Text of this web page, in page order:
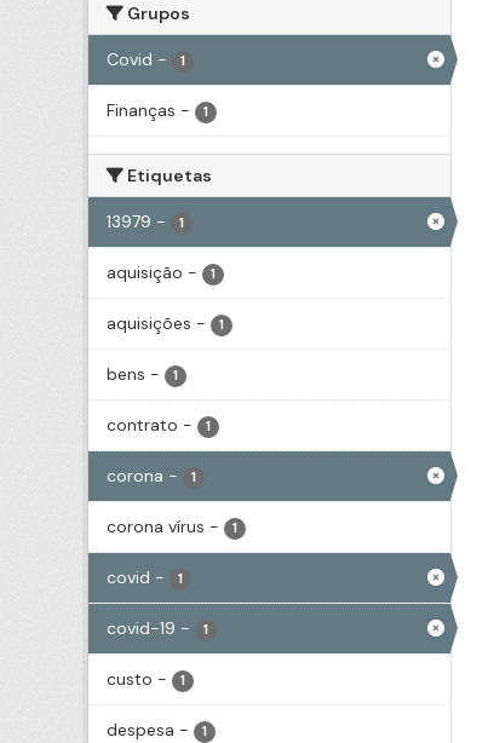
Grupos
Covid - 1
Finanças - 1
Etiquetas
13979 - 1
aquisição - 1
aquisições - 1
bens - 1
contrato - 1
corona - 1
corona vírus - 1
covid - 1
covid-19 - 1
custo - 1
despesa - 1